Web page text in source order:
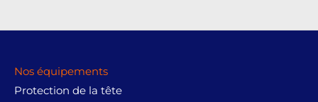
Nos équipements
Protection de la tête